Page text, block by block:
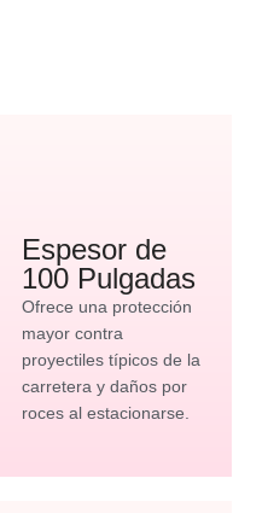
Espesor de
100 Pulgadas
Ofrece una protección
mayor contra
proyectiles típicos de la
carretera y daños por
roces al estacionarse.